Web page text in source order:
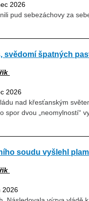
2026
pud sebezáchovy za
svědomí špatných
2026
nad křesťanským
spor dvou „neomylností“
soudu vyšlehl
2026